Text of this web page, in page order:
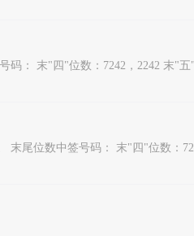
码： 末"四"位数：7242，2242 末"
末尾位数中签号码： 末"四"位数：